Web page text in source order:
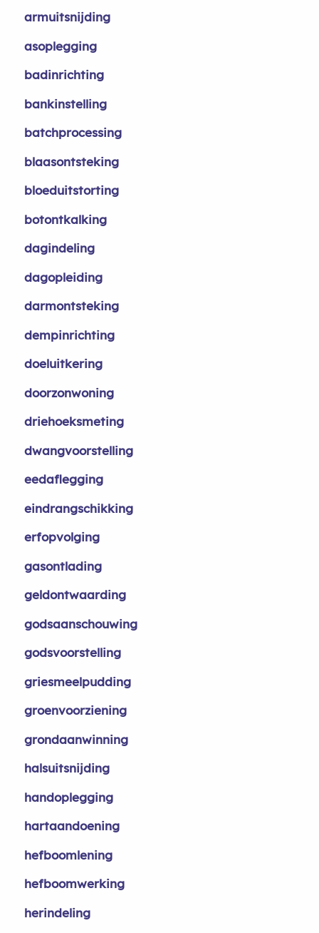
armuitsnijding
asoplegging
badinrichting
bankinstelling
batchprocessing
blaasontsteking
bloeduitstorting
botontkalking
dagindeling
dagopleiding
darmontsteking
dempinrichting
doeluitkering
doorzonwoning
driehoeksmeting
dwangvoorstelling
eedaflegging
eindrangschikking
erfopvolging
gasontlading
geldontwaarding
godsaanschouwing
godsvoorstelling
griesmeelpudding
groenvoorziening
grondaanwinning
halsuitsnijding
handoplegging
hartaandoening
hefboomlening
hefboomwerking
herindeling